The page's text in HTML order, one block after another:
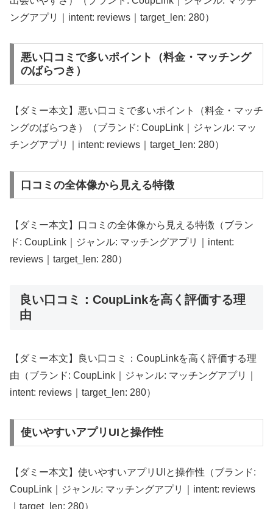
ングアプリ｜intent: reviews｜target_len: 280）
悪い口コミで多いポイント（料金・マッチング
のばらつき）
【ダミー本文】悪い口コミで多いポイント（料金・マッチ
ングのばらつき）（ブランド: CoupLink｜ジャンル: マッ
チングアプリ｜intent: reviews｜target_len: 280）
口コミの全体像から見える特徴
【ダミー本文】口コミの全体像から見える特徴（ブラン
ド: CoupLink｜ジャンル: マッチングアプリ｜intent:
reviews｜target_len: 280）
良い口コミ：CoupLinkを高く評価する理
由
【ダミー本文】良い口コミ：CoupLinkを高く評価する理
由（ブランド: CoupLink｜ジャンル: マッチングアプリ｜
intent: reviews｜target_len: 280）
使いやすいアプリUIと操作性
【ダミー本文】使いやすいアプリUIと操作性（ブランド:
CoupLink｜ジャンル: マッチングアプリ｜intent: reviews
｜target_len: 280）